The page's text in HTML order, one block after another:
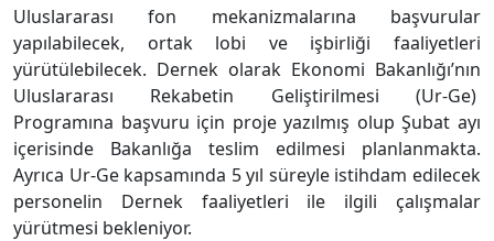
Uluslararası fon mekanizmalarına başvurular
yapılabilecek, ortak lobi ve işbirliği faaliyetleri
yürütülebilecek. Dernek olarak Ekonomi Bakanlığı’nın
Uluslararası Rekabetin Geliştirilmesi (Ur-Ge)
Programına başvuru için proje yazılmış olup Şubat ayı
içerisinde Bakanlığa teslim edilmesi planlanmakta.
Ayrıca Ur-Ge kapsamında 5 yıl süreyle istihdam edilecek
personelin Dernek faaliyetleri ile ilgili çalışmalar
yürütmesi bekleniyor.